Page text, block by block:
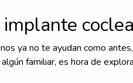
ya no te ayudan como
familiar, es hora de